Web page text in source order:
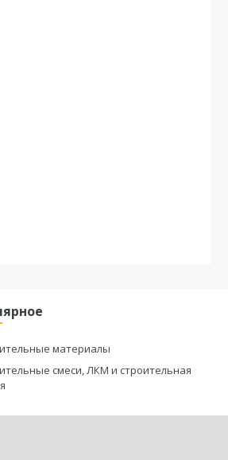
материалы
смеси, ЛКМ и строительная